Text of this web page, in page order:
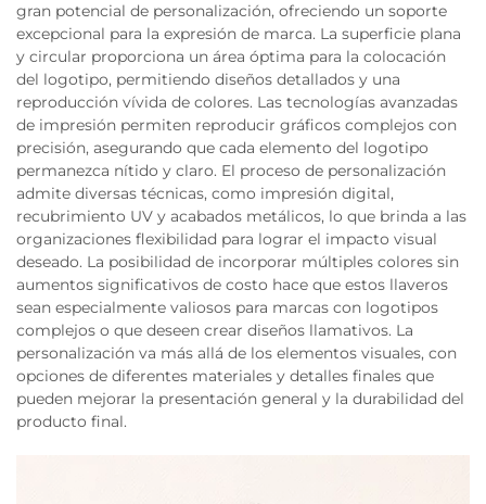
gran potencial de personalización, ofreciendo un soporte
excepcional para la expresión de marca. La superficie plana
y circular proporciona un área óptima para la colocación
del logotipo, permitiendo diseños detallados y una
reproducción vívida de colores. Las tecnologías avanzadas
de impresión permiten reproducir gráficos complejos con
precisión, asegurando que cada elemento del logotipo
permanezca nítido y claro. El proceso de personalización
admite diversas técnicas, como impresión digital,
recubrimiento UV y acabados metálicos, lo que brinda a las
organizaciones flexibilidad para lograr el impacto visual
deseado. La posibilidad de incorporar múltiples colores sin
aumentos significativos de costo hace que estos llaveros
sean especialmente valiosos para marcas con logotipos
complejos o que deseen crear diseños llamativos. La
personalización va más allá de los elementos visuales, con
opciones de diferentes materiales y detalles finales que
pueden mejorar la presentación general y la durabilidad del
producto final.